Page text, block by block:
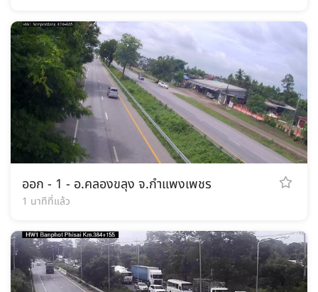
ออก - 1 - อ.คลองขลุง จ.กำแพงเพชร
1 นาทีที่แล้ว